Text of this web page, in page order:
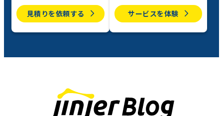
見積りを依頼する サービスを体験